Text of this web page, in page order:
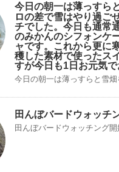
今日の朝一は薄っすら
ロの差で雪はやり過ご
チでした。今日も通常
のみかんのシフォンケ
ャです。これから更に
穫した素材で使ったス
すが今日も1日お元気
今日の朝一は薄っすらと雪️
田んぼバードウォッチ
田んぼバードウォッチング開